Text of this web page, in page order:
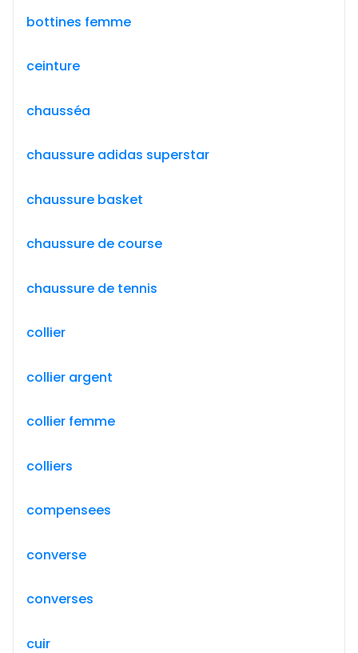
bottines femme
ceinture
chausséa
chaussure adidas superstar
chaussure basket
chaussure de course
chaussure de tennis
collier
collier argent
collier femme
colliers
compensees
converse
converses
cuir